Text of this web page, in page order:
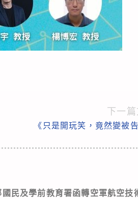
下一篇
《只是開玩笑，竟然變被
國民及學前教育署函轉空軍航空技